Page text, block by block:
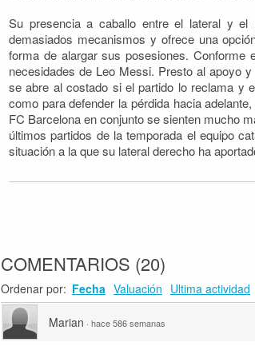
Su presencia a caballo entre el lateral y
demasiados mecanismos y ofrece una
forma de alargar sus posesiones. Conforme
necesidades de Leo Messi. Presto al apoyo
se abre al costado si el partido lo reclama y
como para defender la pérdida hacia
FC Barcelona en conjunto se sienten mucho
últimos partidos de la temporada el equipo
situación a la que su lateral derecho ha
COMENTARIOS (20)
Ordenar por: Fecha Valuación Ultima actividad
Marian · hace 586 semanas